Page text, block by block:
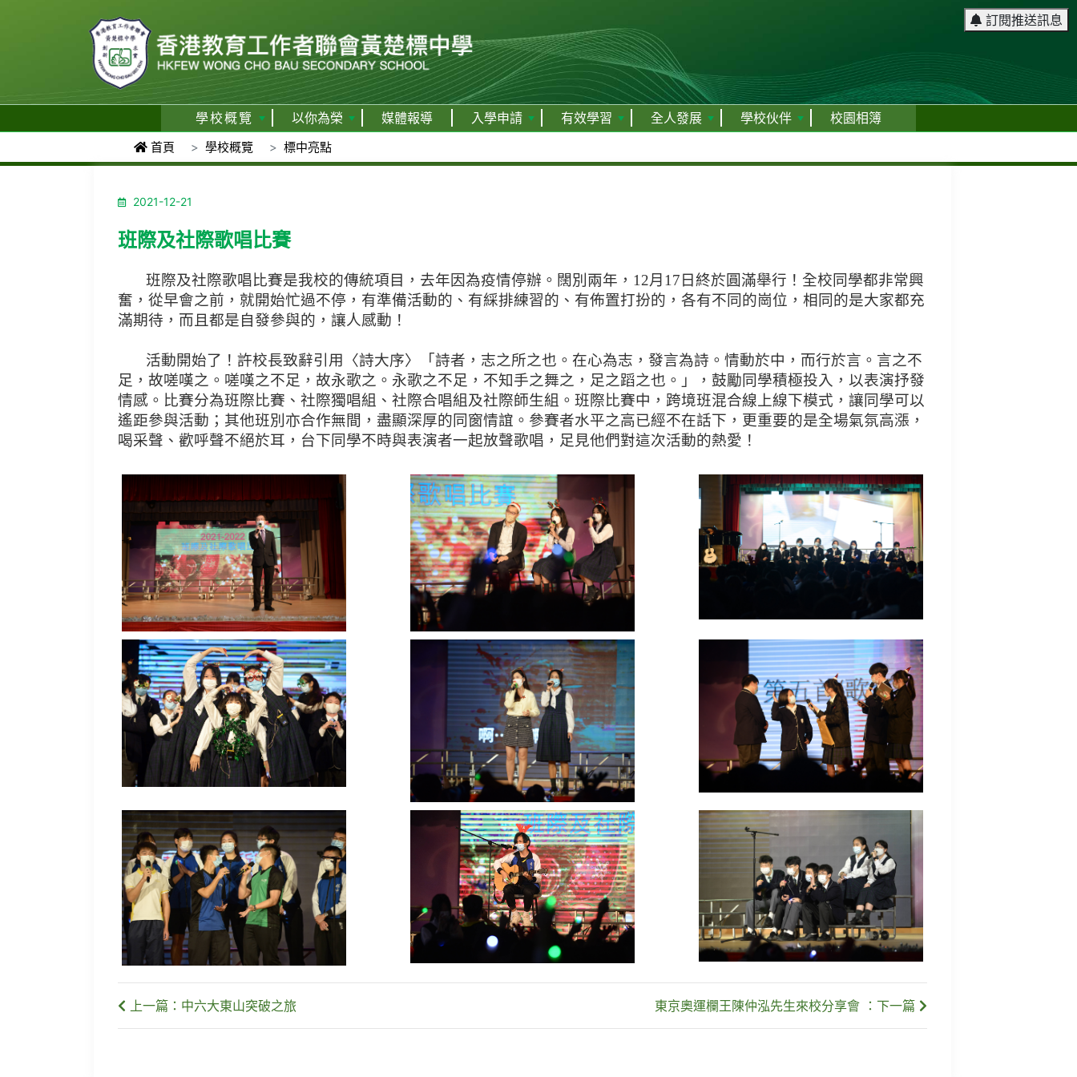
訂閱推送訊息
學校概覽 以你為榮 媒體報導 入學申請 有效學習 全人發展 學校伙伴 校園相簿
首頁 學校概覽 標中亮點
2021-12-21
班際及社際歌唱比賽
班際及社際歌唱比賽是我校的傳統項目，去年因為疫情停辦。闊別兩年，12月17日終於圓滿舉行！全校同學都非常興
奮，從早會之前，就開始忙過不停，有準備活動的、有綵排練習的、有佈置打扮的，各有不同的崗位，相同的是大家都充
滿期待，而且都是自發參與的，讓人感動！
活動開始了！許校長致辭引用〈詩大序〉「詩者，志之所之也。在心為志，發言為詩。情動於中，而行於言。言之不
足，故嗟嘆之。嗟嘆之不足，故永歌之。永歌之不足，不知手之舞之，足之蹈之也。」，鼓勵同學積極投入，以表演抒發
情感。比賽分為班際比賽、社際獨唱組、社際合唱組及社際師生組。班際比賽中，跨境班混合線上線下模式，讓同學可以
遙距參與活動；其他班別亦合作無間，盡顯深厚的同窗情誼。參賽者水平之高已經不在話下，更重要的是全場氣氛高漲，
喝采聲、歡呼聲不絕於耳，台下同學不時與表演者一起放聲歌唱，足見他們對這次活動的熱愛！
上一篇：中六大東山突破之旅 東京奧運欄王陳仲泓先生來校分享會 ：下一篇